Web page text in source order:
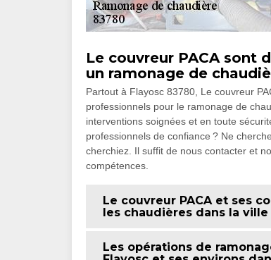
Le couvreur PACA sont
un ramonage de
Partout à Flayosc 83780, Le couvreur
professionnels pour le ramonage de
interventions soignées et en toute
professionnels de confiance ? Ne
cherchiez. Il suffit de nous contacter et
compétences.
Le couvreur PACA et ses
les chaudières dans la
Les opérations de